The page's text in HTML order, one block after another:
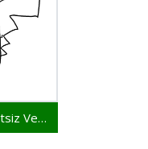
Pikachu Ücretsiz Verilen